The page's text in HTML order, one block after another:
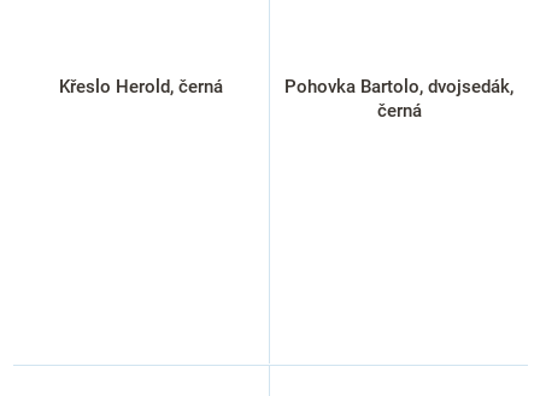
Křeslo Herold, černá
Pohovka Bartolo, dvojsedák,
černá